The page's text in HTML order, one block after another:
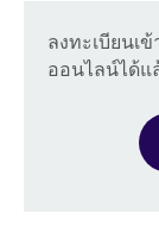
ลงทะเบียนเ
ออนไลน์ได้แ